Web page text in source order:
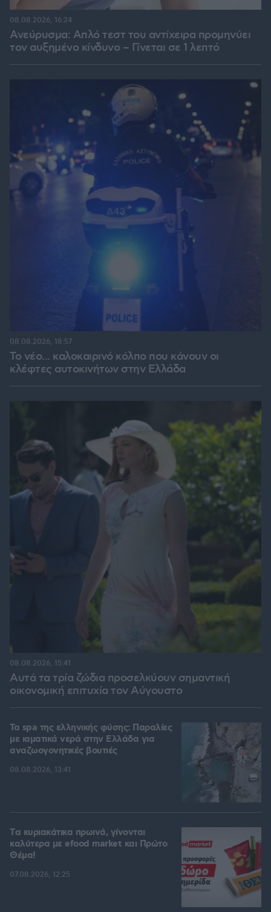
Ανεύρυσμα: Απλό τεστ του αντίχειρα προμηνύει
τον αυξημένο κίνδυνο – Γίνεται σε 1 λεπτό
08.08.2026, 16:24
Το νέο... καλοκαιρινό κόλπο που κάνουν οι
κλέφτες αυτοκινήτων στην Ελλάδα
08.08.2026, 18:57
Αυτά τα τρία ζώδια προσελκύουν σημαντική
οικονομική επιτυχία τον Αύγουστο
08.08.2026, 15:41
Τα spa της ελληνικής φύσης: Παραλίες
με ιαματικά νερά στην Ελλάδα για
αναζωογονητικές βουτιές
08.08.2026, 13:41
Tα κυριακάτικα πρωινά, γίνονται
καλύτερα με efood market και Πρώτο
Θέμα!
07.08.2026, 12:25